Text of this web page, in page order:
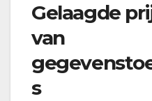
Gelaagde
van
s